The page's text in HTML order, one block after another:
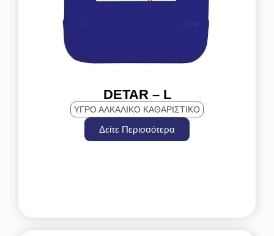
DETAR – L
ΥΓΡΟ ΑΛΚΑΛΙΚΟ ΚΑΘΑΡΙΣΤΙΚΟ
Δείτε Περισσότερα